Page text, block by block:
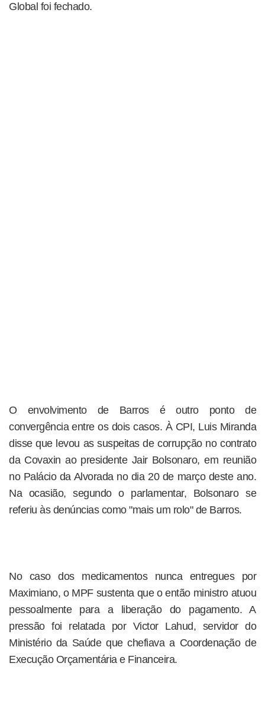
Global foi fechado.
O envolvimento de Barros é outro ponto de
convergência entre os dois casos. À CPI, Luis Miranda
disse que levou as suspeitas de corrupção no contrato
da Covaxin ao presidente Jair Bolsonaro, em reunião
no Palácio da Alvorada no dia 20 de março deste ano.
Na ocasião, segundo o parlamentar, Bolsonaro se
referiu às denúncias como "mais um rolo" de Barros.
No caso dos medicamentos nunca entregues por
Maximiano, o MPF sustenta que o então ministro atuou
pessoalmente para a liberação do pagamento. A
pressão foi relatada por Victor Lahud, servidor do
Ministério da Saúde que chefiava a Coordenação de
Execução Orçamentária e Financeira.